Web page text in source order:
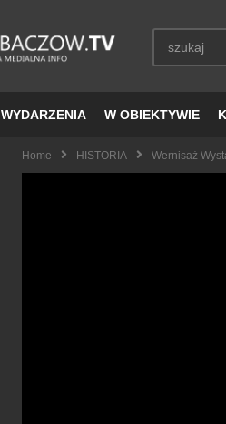
WYDARZENIA W OBIEKTYWIE
Home HISTORIA Wernisaż